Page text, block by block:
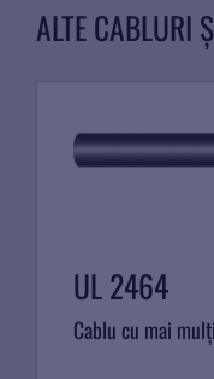
ALTE CABLURI
UL 2464
Cablu cu mai